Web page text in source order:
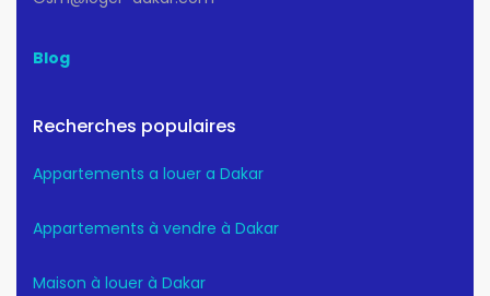
Blog
Recherches populaires
Appartements a louer a Dakar
Appartements à vendre à Dakar
Maison à louer à Dakar